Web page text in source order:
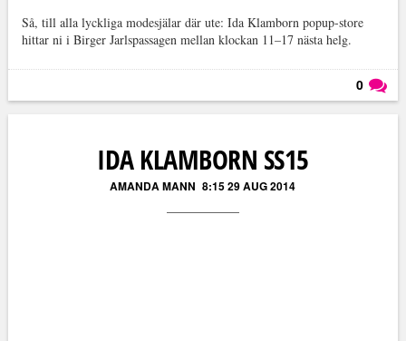
Så, till alla lyckliga modesjälar där ute: Ida Klamborn popup-store
hittar ni i Birger Jarlspassagen mellan klockan 11–17 nästa helg.
0
IDA KLAMBORN SS15
AMANDA MANN 8:15 29 AUG 2014